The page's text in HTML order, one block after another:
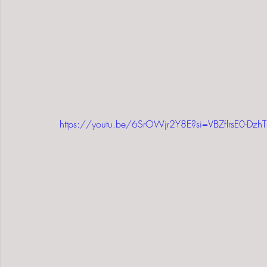
https://youtu.be/6SrOWjr2Y8E?si=VBZflrsE0-